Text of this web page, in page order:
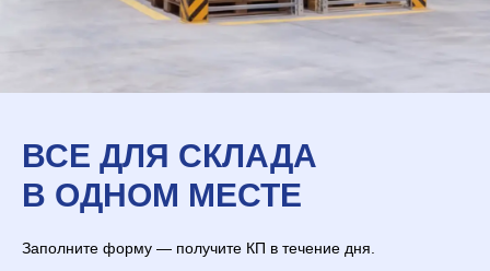
ВСЕ ДЛЯ СКЛАДА
В ОДНОМ МЕСТЕ
Заполните форму — получите КП в течение дня.